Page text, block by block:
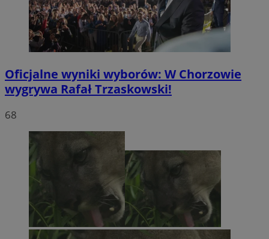
Oficjalne wyniki wyborów: W Chorzowie
wygrywa Rafał Trzaskowski!
68